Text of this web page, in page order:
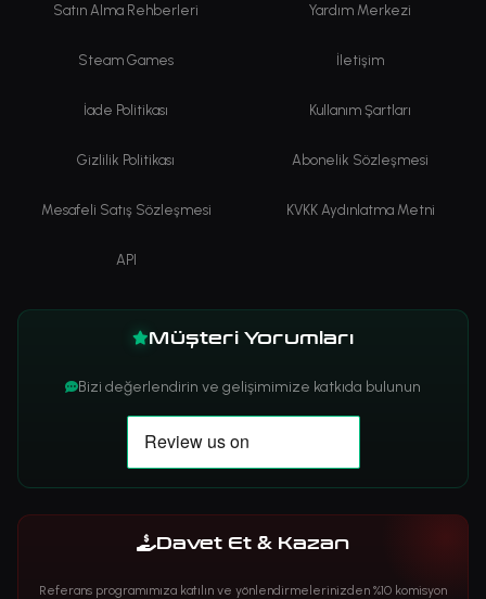
Satın Alma Rehberleri Yardım Merkezi
Steam Games İletişim
İade Politikası Kullanım Şartları
Gizlilik Politikası Abonelik Sözleşmesi
Mesafeli Satış Sözleşmesi KVKK Aydınlatma Metni
API
Müşteri Yorumları
Bizi değerlendirin ve gelişimimize katkıda bulunun
Davet Et & Kazan
Referans programımıza katılın ve yönlendirmelerinizden %10 komisyon